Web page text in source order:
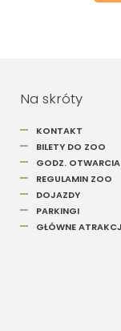
Na skróty
KONTAKT
BILETY DO ZOO
GODZ. OTWARCIA
REGULAMIN ZOO
DOJAZDY
PARKINGI
GŁÓWNE